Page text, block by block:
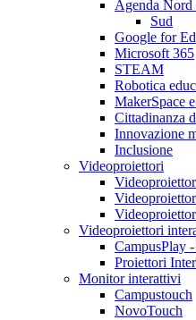
Agenda Nord
Sud
Google for
Microsoft 365
STEAM
Robotica
MakerSpace
Cittadinanza
Innovazione
Inclusione
Videoproiettori
Videoproiettori
CampusPlay
Proiettori
Monitor interattivi
Campustouch
NovoTouch